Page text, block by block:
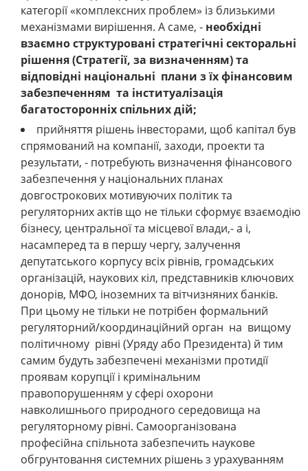
категорії «комплексних проблем» із близькими
механізмами вирішення. А саме, - необхідні
взаємно структуровані стратегічні секторальні
рішення (Стратегії, за визначенням) та
відповідні національні плани з їх фінансовим
забезпеченням та інституалізація
багатосторонніх спільних дій;
прийняття рішень інвесторами, щоб капітал був
спрямований на компанії, заходи, проекти та
результати, - потребують визначення фінансового
забезпечення у національних планах
довгострокових мотивуючих політик та
регуляторних актів що не тільки сформує взаємодію
бізнесу, центральної та місцевої влади,- а і,
насамперед та в першу чергу, залучення
депутатського корпусу всіх рівнів, громадських
організацій, наукових кіл, представників ключових
донорів, МФО, іноземних та вітчизняних банків.
При цьому не тільки не потрібен формальний
регуляторний/координаційний орган на вищому
політичному рівні (Уряду або Президента) й тим
самим будуть забезпечені механізми протидії
проявам корупції і кримінальним
правопорушенням у сфері охорони
навколишнього природного середовища на
регуляторному рівні. Самоорганізована
професійна спільнота забезпечить наукове
обгрунтовання системних рішень з урахуванням